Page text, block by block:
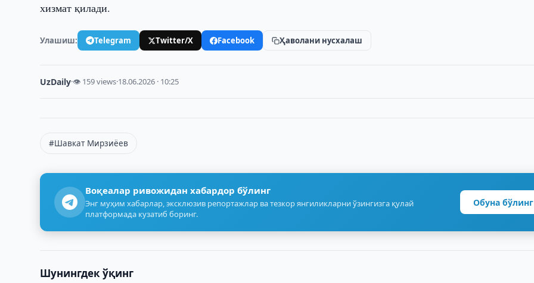
хизмат қилади.
Улашиш: Telegram Twitter/X Facebook Ҳаволани нусхалаш
UzDaily·👁 159 views·18.06.2026 · 10:25
#Шавкат Мирзиёев
Воқеалар ривожидан хабардор бўлинг
Энг муҳим хабарлар, эксклюзив репортажлар ва тезкор янгиликларни ўзингизга қулай
платформада кузатиб боринг.
Обуна бўлинг
Шунингдек ўқинг